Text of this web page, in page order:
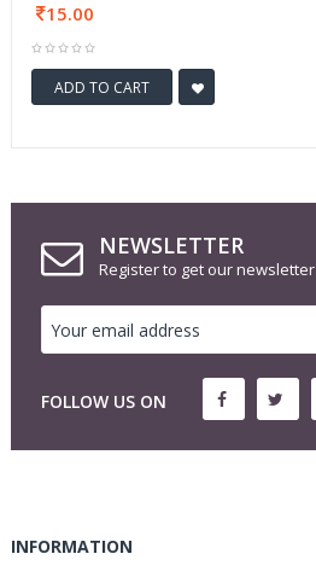
15.00
ADD TO CART
NEWSLETTER
Register to get our newsletter
FOLLOW US ON
INFORMATION